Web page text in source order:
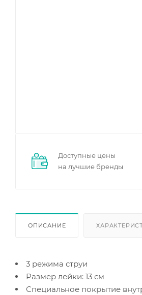
Доступные цены
на лучшие бренды
ОПИСАНИЕ
3 режима струи
Размер лейки: 13 см
Специальное покрытие